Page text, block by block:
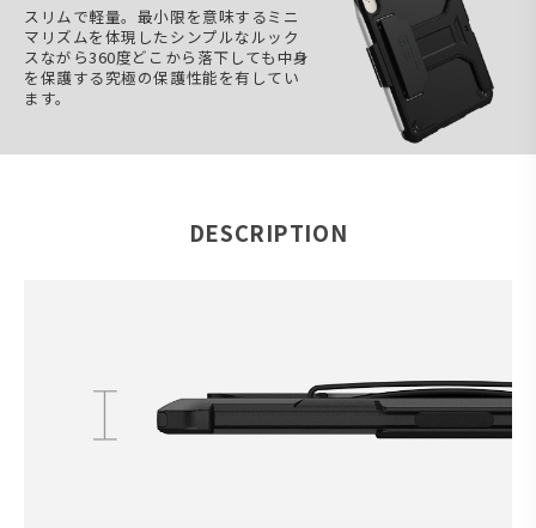
スリムで軽量。最小限を意味するミニ
マリズムを体現したシンプルなルック
スながら360度どこから落下しても中身
を保護する究極の保護性能を有してい
ます。
DESCRIPTION